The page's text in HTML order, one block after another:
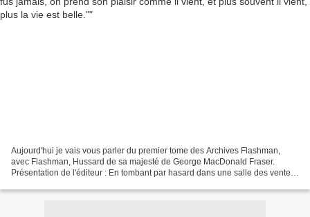
Aujourd'hui je vais vous parler du premier tome des Archives Flashman,
avec Flashman, Hussard de sa majesté de George MacDonald Fraser.
Présentation de l'éditeur : En tombant par hasard dans une salle des ventes